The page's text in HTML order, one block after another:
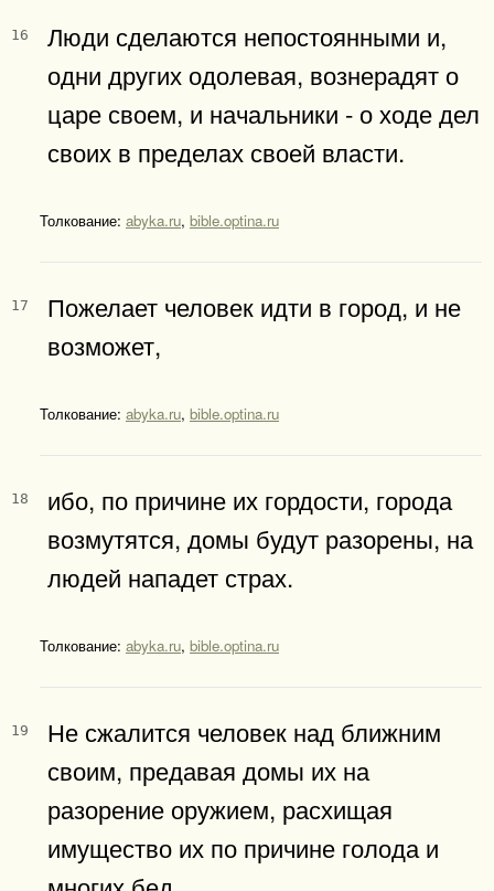
16
Люди сделаются непостоянными и,
одни других одолевая, вознерадят о
царе своем, и начальники - о ходе дел
своих в пределах своей власти.
Толкование: abyka.ru, bible.optina.ru
17
Пожелает человек идти в город, и не
возможет,
Толкование: abyka.ru, bible.optina.ru
18
ибо, по причине их гордости, города
возмутятся, домы будут разорены, на
людей нападет страх.
Толкование: abyka.ru, bible.optina.ru
19
Не сжалится человек над ближним
своим, предавая домы их на
разорение оружием, расхищая
имущество их по причине голода и